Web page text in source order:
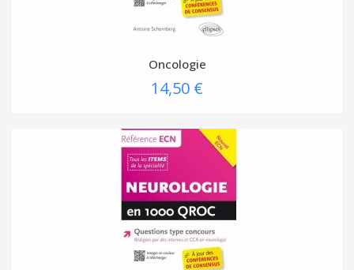
Oncologie
14,50 €